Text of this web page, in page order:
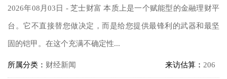
2026年08月03日 - 芝士财富 本质上是一个赋能型的金融理财平
台。它不直接替您做决定，而是给您提供最锋利的武器和最坚
固的铠甲。在这个充满不确定性...
所属分类： 财经新闻 来访估算： 206